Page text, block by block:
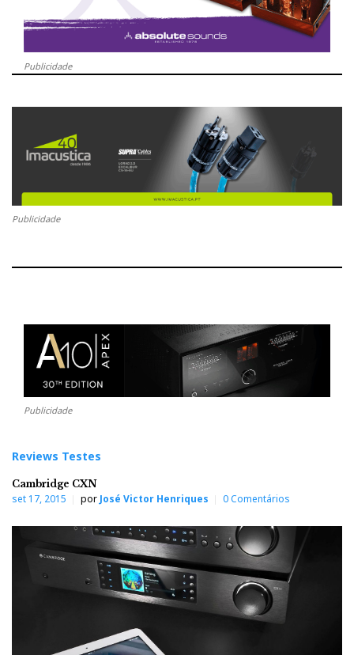
Publicidade
Publicidade
Publicidade
Reviews Testes
Cambridge CXN
set 17, 2015 por José Victor Henriques 0 Comentários